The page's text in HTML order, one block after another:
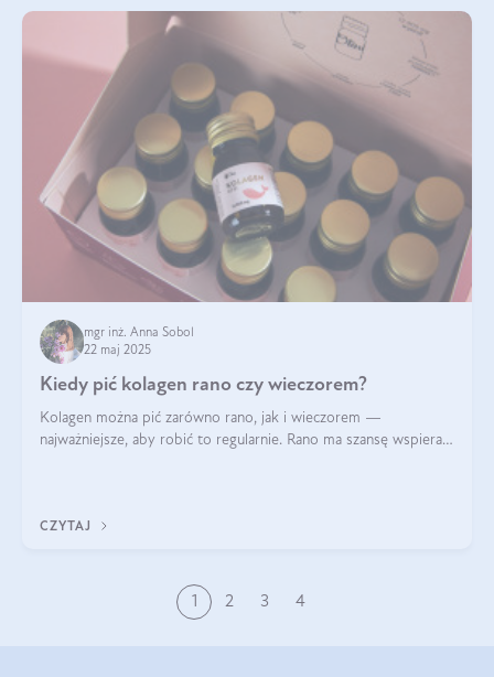
mgr inż. Anna Sobol
22 maj 2025
Kiedy pić kolagen rano czy wieczorem?
Kolagen można pić zarówno rano, jak i wieczorem —
najważniejsze, aby robić to regularnie. Rano ma szansę wspierać
CZYTAJ
1 2 3 4